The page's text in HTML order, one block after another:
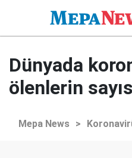
Dünyada
ölenlerin
Mepa News >